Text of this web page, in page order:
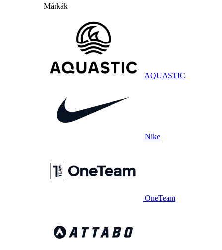
Márkák
AQUASTIC
Nike
OneTeam